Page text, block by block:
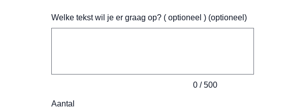
Welke tekst wil je er graag op? ( optioneel ) (optioneel)
0 / 500
Aantal